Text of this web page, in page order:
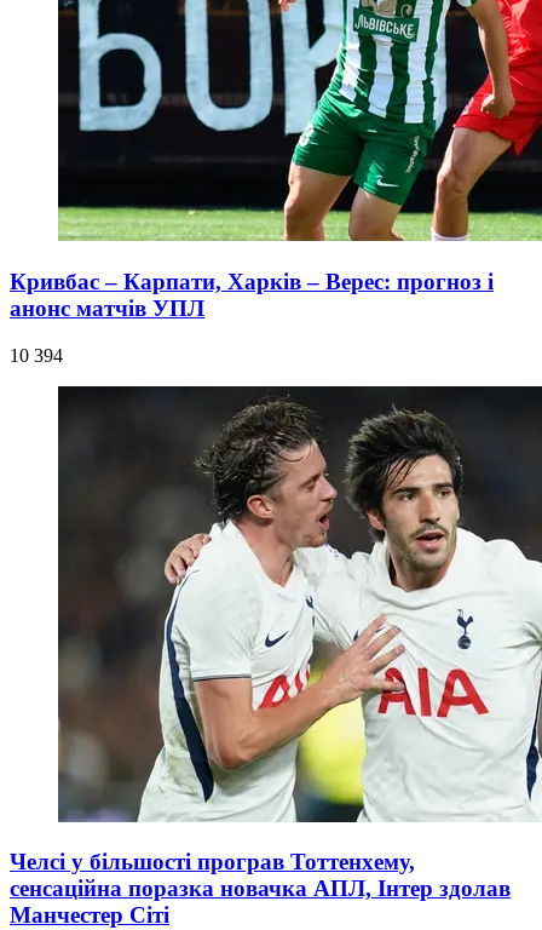
Кривбас – Карпати, Харків – Верес: прогноз і
анонс матчів УПЛ
10 394
Челсі у більшості програв Тоттенхему,
сенсаційна поразка новачка АПЛ, Інтер здолав
Манчестер Сіті